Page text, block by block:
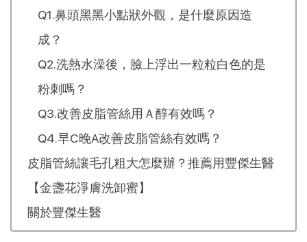
Q1.鼻頭黑黑小點狀外觀，是什麼原因造
成？
Q2.洗熱水澡後，臉上浮出一粒粒白色的是
粉刺嗎？
Q3.改善皮脂管絲用Ａ醇有效嗎？
Q4.早C晚A改善皮脂管絲有效嗎？
皮脂管絲讓毛孔粗大怎麼辦？推薦用豐傑生醫
【金盞花淨膚洗卸蜜】
關於豐傑生醫